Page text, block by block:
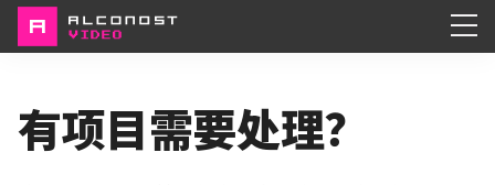
Portfolio
有项目需要处理？